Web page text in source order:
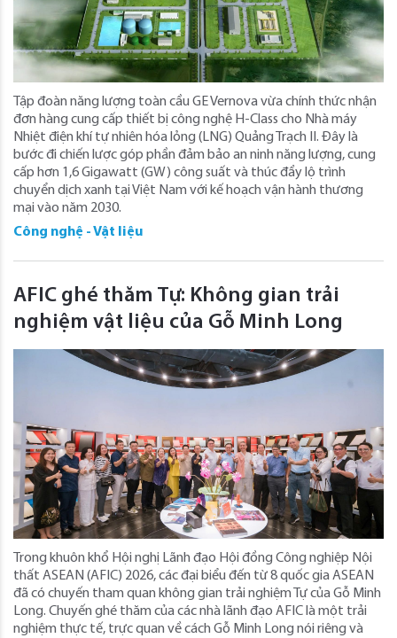
Tập đoàn năng lượng toàn cầu GE Vernova vừa chính thức nhận
đơn hàng cung cấp thiết bị công nghệ H-Class cho Nhà máy
Nhiệt điện khí tự nhiên hóa lỏng (LNG) Quảng Trạch II. Đây là
bước đi chiến lược góp phần đảm bảo an ninh năng lượng, cung
cấp hơn 1,6 Gigawatt (GW) công suất và thúc đẩy lộ trình
chuyển dịch xanh tại Việt Nam với kế hoạch vận hành thương
mại vào năm 2030.
Công nghệ - Vật liệu
AFIC ghé thăm Tự: Không gian trải
nghiệm vật liệu của Gỗ Minh Long
Trong khuôn khổ Hội nghị Lãnh đạo Hội đồng Công nghiệp Nội
thất ASEAN (AFIC) 2026, các đại biểu đến từ 8 quốc gia ASEAN
đã có chuyến tham quan không gian trải nghiệm Tự của Gỗ Minh
Long. Chuyến ghé thăm của các nhà lãnh đạo AFIC là một trải
nghiệm thực tế, trực quan về cách Gỗ Minh Long nói riêng và